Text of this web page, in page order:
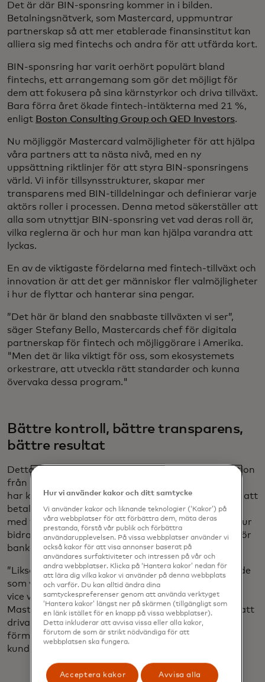
Det är där BIN-sponsring kommer in i bilden.
Betalningsnätverk, som Mastercard, uppmuntrar
partnerskap så att mer etablerade finansinstitut kan
alliera sig med fintechs och andra för att utfärda kort.
BIN-sponsring har varit oerhört populärt bland
fintechs, ett arrangemang som gör det möjligt för
dem att fokusera på sina kärnstyrkor och driva tillväxt.
Bara förra året ökade fintech-intäkterna med 21 %,
enligt Boston Consulting Group och QED Investors.
Nu möjliggör Mastercard valmöjligheter för att hjälpa
våra partners att ta nästa nivå, med en ny
uppsättning riktlinjer för att styra BIN-sponsringens
värld. Vi inför tillsynsstrukturer, skapar mer
transparens med BIN-tilldelningar och definierar varje
aktörs roller i processen. Denna metod säkerställer att
alla som utnyttjar BIN-sponsring vet vad deras roll är,
vilka reglerna är och hur man kan hjälpa varandra att
lyckas.
En av de viktigaste fördelarna med fintech-tillväxt och
innovation är att det ger människor fler valmöjligheter
i hur de flyttar och hanterar sina pengar.
”Det här är bland den snabbaste tillväxten vi ser”,
säger Stefany Bello, Mastercards chef för digitala
partnerskap för fintech och möjliggörare i Amerika.
"Men det är lika viktigt för oss, som ekosystemets
orkestrare, att utveckla rätt standarder och kunna
övervaka dessa program."
Bättre kontroll, bättre transparens,
bättre resultat
Detta tillvägagångssätt skapar en vinn-vinn-situation
från början. Det ger större tydlighet kring vem som
har kontroll och hanterar en BIN, vilket säkerställer att
betalningar kan behandlas korrekt och säkert. Och
med tanke på fintech-branschens blomstrande natur
bidrar dessa regler till att förhindra konsekvenser för
banker och konsumenter om en startup misslyckas.
”Liksom många innovativa saker är detta ett område
som växer och utvecklas snabbt”, säger Rich Audet,
vice vd för Franchise Customer Enablement på
Mastercard. ”Denna metod gör det möjligt för oss att
driva på ny tillväxt utan att kompromissa med vår
förmåga att hantera och minska risker för våra
kunder och kortinnehavare.”
Hur vi använder kakor och ditt samtycke
Vi använder kakor och liknande teknologier (‘Kakor’) på
våra webbplatser för att förbättra dem, mäta deras
prestanda, förstå vår publik och förbättra
användarupplevelsen. På vissa webbplatser använder vi
också kakor för att visa annonser baserat på
användares surfaktiviteter och intressen på vår och
andra webbplatser. Klicka på ‘Hantera kakor’ nedan för
att lära dig vilka kakor vi använder på denna webbplats
och varför. Du kan alltid ändra dina
samtyckespreferenser genom att använda verktyget
‘Hantera kakor’ längst ner på skärmen (tillgängligt som
en länk istället för en knapp på vissa webbplatser).
Detta inkluderar att avvisa vissa eller alla kakor,
förutom de som är strikt nödvändiga för att
webbplatsen ska fungera.
Acceptera kakor Avvisa alla